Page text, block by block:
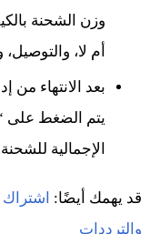
وزن الشحنة
أم لا،
بعد الانتهاء من
يتم الضغط على
الإجمالية
قد يهمك أيضًا:
والترددات